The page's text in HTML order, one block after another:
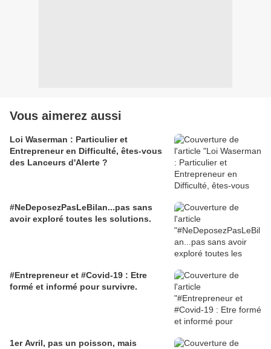
Vous aimerez aussi
Loi Waserman : Particulier et
Entrepreneur en Difficulté, êtes-vous
des Lanceurs d'Alerte ?
#NeDeposezPasLeBilan...pas sans
avoir exploré toutes les solutions.
#Entrepreneur et #Covid-19 : Etre
formé et informé pour survivre.
1er Avril, pas un poisson, mais